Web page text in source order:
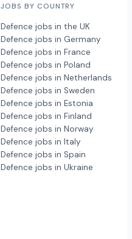
JOBS BY COUNTRY
Defence jobs in the UK
Defence jobs in Germany
Defence jobs in France
Defence jobs in Poland
Defence jobs in Netherlands
Defence jobs in Sweden
Defence jobs in Estonia
Defence jobs in Finland
Defence jobs in Norway
Defence jobs in Italy
Defence jobs in Spain
Defence jobs in Ukraine